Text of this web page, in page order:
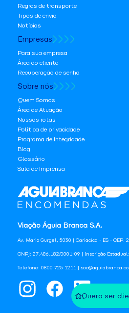
Quero ser
Viação Águia Branca S.A.
Av. Mario Gurgel, 5030 | Cariacica - ES - CEP:
CNPJ: 27.486.182/0001-09 | Inscrição
Telefone: 0800 725 1211 |
Regras de transporte
Tipos de envio
Notícias
Empresas
Para sua empresa
Área do cliente
Recuperação de senha
Sobre nós
Quem Somos
Área de Atuação
Nossas rotas
Política de privacidade
Programa de Integridade
Blog
Glossário
Sala de Imprensa